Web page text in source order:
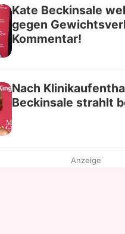
Kate Beckinsale
gegen
Kommentar!
Nach
Beckinsale strahlt
Anzeige